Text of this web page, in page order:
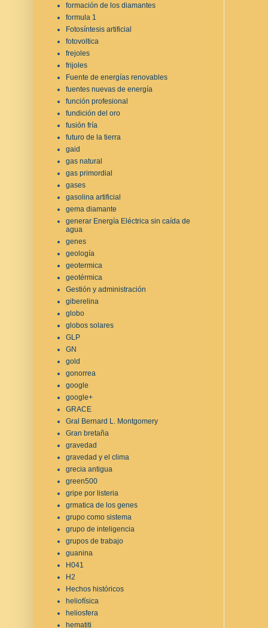
formación de los diamantes
formula 1
Fotosíntesis artificial
fotovoltica
frejoles
frijoles
Fuente de energías renovables
fuentes nuevas de energía
función profesional
fundición del oro
fusión fría
futuro de la tierra
gaid
gas natural
gas primordial
gases
gasolina artificial
gema diamante
generar Energía Eléctrica sin caída de
agua
genes
geología
geotermica
geotérmica
Gestión y administración
giberelina
globo
globos solares
GLP
GN
gold
gonorrea
google
google+
GRACE
Gral Bernard L. Montgomery
Gran bretaña
gravedad
gravedad y el clima
grecia antigua
green500
gripe por listeria
grmatica de los genes
grupo como sistema
grupo de inteligencia
grupos de trabajo
guanina
H041
H2
Hechos históricos
heliofísica
heliosfera
hematiti